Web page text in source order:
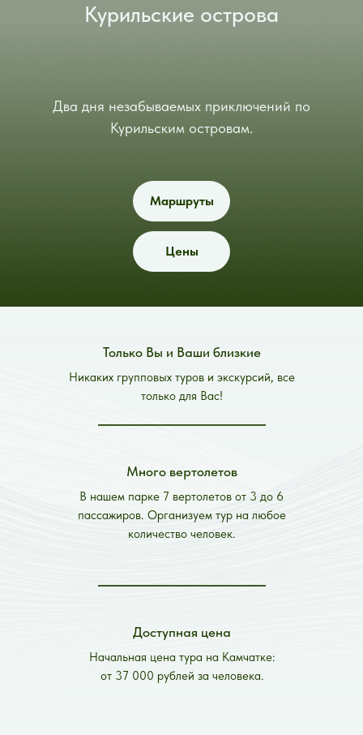
Курильские острова
Два дня незабываемых приключений по
Курильским островам.
Маршруты
Цены
Только Вы и Ваши близкие
Много вертолетов
Доступная цена
Никаких групповых туров и экскурсий, все
только для Вас!
В нашем парке 7 вертолетов от 3 до 6
пассажиров. Организуем тур на любое
количество человек.
Начальная цена тура на Камчатке:
от 37 000 рублей за человека.